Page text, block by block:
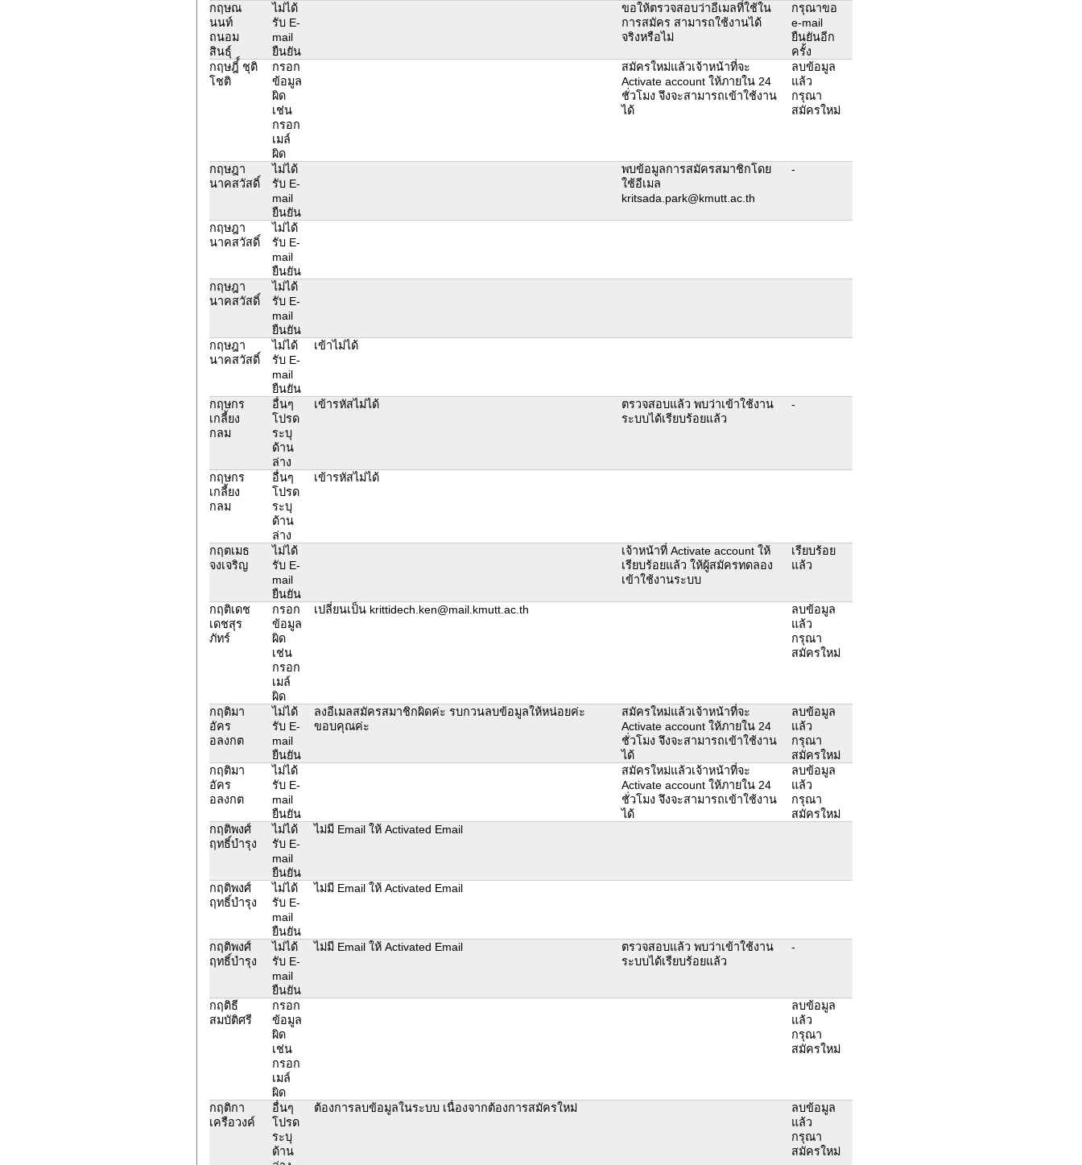
กฤษณ
นนท์
ถนอม
สินธุ์
ไม่ได้
รับ E-
mail
ยืนยัน
ขอให้ตรวจสอบว่าอีเมลที่ใช้ใน
การสมัคร สามารถใช้งานได้
จริงหรือไม่
กรุณาขอ
e-mail
ยืนยันอีก
ครั้ง
กฤษฎิ์์ ชุติ
โชติ
กรอก
ข้อมูล
ผิด
เช่น
กรอก
เมล์
ผิด
สมัครใหม่แล้วเจ้าหน้าที่จะ
Activate account ให้ภายใน 24
ชั่วโมง จึงจะสามารถเข้าใช้งาน
ได้
ลบข้อมูล
แล้ว
กรุณา
สมัครใหม่
กฤษฎา
นาคสวัสดิ์
ไม่ได้
รับ E-
mail
ยืนยัน
พบข้อมูลการสมัครสมาชิกโดย
ใช้อีเมล
kritsada.park@kmutt.ac.th
-
กฤษฎา
นาคสวัสดิ์
ไม่ได้
รับ E-
mail
ยืนยัน
กฤษฎา
นาคสวัสดิ์
ไม่ได้
รับ E-
mail
ยืนยัน
กฤษฎา
นาคสวัสดิ์
ไม่ได้
รับ E-
mail
ยืนยัน
เข้าไม่ได้
กฤษกร
เกลี้ยง
กลม
อื่นๆ
โปรด
ระบุ
ด้าน
ล่าง
เข้ารหัสไม่ได้
ตรวจสอบแล้ว พบว่าเข้าใช้งาน
ระบบได้เรียบร้อยแล้ว
-
กฤษกร
เกลี้ยง
กลม
อื่นๆ
โปรด
ระบุ
ด้าน
ล่าง
เข้ารหัสไม่ได้
กฤตเมธ
จงเจริญ
ไม่ได้
รับ E-
mail
ยืนยัน
เจ้าหน้าที่ Activate account ให้
เรียบร้อยแล้ว ให้ผู้สมัครทดลอง
เข้าใช้งานระบบ
เรียบร้อย
แล้ว
กฤติเดช
เดชสุร
ภัทร์
กรอก
ข้อมูล
ผิด
เช่น
กรอก
เมล์
ผิด
เปลี่ยนเป็น krittidech.ken@mail.kmutt.ac.th
ลบข้อมูล
แล้ว
กรุณา
สมัครใหม่
กฤติมา
อัคร
อลงกต
ไม่ได้
รับ E-
mail
ยืนยัน
ลงอีเมลสมัครสมาชิกผิดค่ะ รบกวนลบข้อมูลให้หน่อยค่ะ
ขอบคุณค่ะ
สมัครใหม่แล้วเจ้าหน้าที่จะ
Activate account ให้ภายใน 24
ชั่วโมง จึงจะสามารถเข้าใช้งาน
ได้
ลบข้อมูล
แล้ว
กรุณา
สมัครใหม่
กฤติมา
อัคร
อลงกต
ไม่ได้
รับ E-
mail
ยืนยัน
สมัครใหม่แล้วเจ้าหน้าที่จะ
Activate account ให้ภายใน 24
ชั่วโมง จึงจะสามารถเข้าใช้งาน
ได้
ลบข้อมูล
แล้ว
กรุณา
สมัครใหม่
กฤติพงศ์
ฤทธิ์บำรุง
ไม่ได้
รับ E-
mail
ยืนยัน
ไม่มี Email ให้ Activated Email
กฤติพงศ์
ฤทธิ์บำรุง
ไม่ได้
รับ E-
mail
ยืนยัน
ไม่มี Email ให้ Activated Email
กฤติพงศ์
ฤทธิ์บำรุง
ไม่ได้
รับ E-
mail
ยืนยัน
ไม่มี Email ให้ Activated Email
ตรวจสอบแล้ว พบว่าเข้าใช้งาน
ระบบได้เรียบร้อยแล้ว
-
กฤติธี
สมบัติศรี
กรอก
ข้อมูล
ผิด
เช่น
กรอก
เมล์
ผิด
ลบข้อมูล
แล้ว
กรุณา
สมัครใหม่
กฤติกา
เครือวงค์
อื่นๆ
โปรด
ระบุ
ด้าน
ต้องการลบข้อมูลในระบบ เนื่องจากต้องการสมัครใหม่
ลบข้อมูล
แล้ว
กรุณา
สมัครใหม่